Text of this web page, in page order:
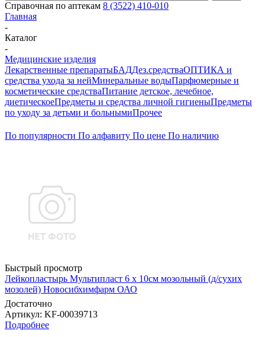
Справочная по аптекам 8 (3522) 410-010
Главная
-
Каталог
-
Медицинские изделия
Лекарственные препаратыБАДДез.средстваОПТИКА и
средства ухода за нейМинеральные водыПарфюмерные и
косметические средстваПитание детское, лечебное,
диетическоеПредметы и средства личной гигиеныПредметы
по уходу за детьми и больнымиПрочее
По популярности По алфавиту По цене По наличию
Быстрый просмотр
Лейкопластырь Мультипласт 6 х 10см мозольный (д/сухих
мозолей) Новосибхимфарм ОАО
Достаточно
Артикул: KF-00039713
Подробнее